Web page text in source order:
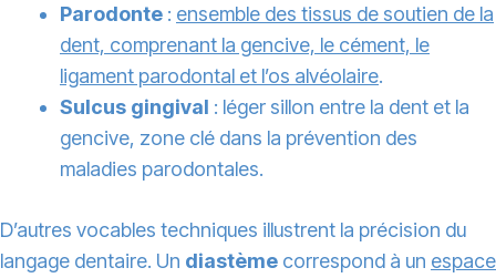
Parodonte : ensemble des tissus de soutien de la
dent, comprenant la gencive, le cément, le
ligament parodontal et l’os alvéolaire.
Sulcus gingival : léger sillon entre la dent et la
gencive, zone clé dans la prévention des
maladies parodontales.
D’autres vocables techniques illustrent la précision du
langage dentaire. Un diastème correspond à un espace